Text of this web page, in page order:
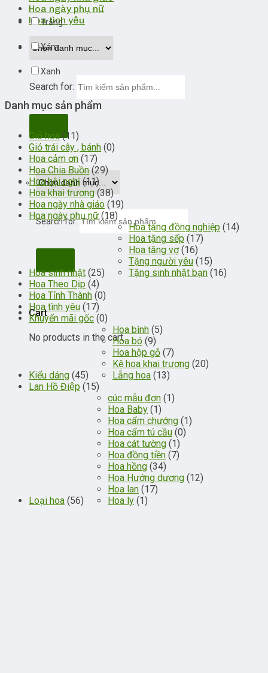
Hoa ngày phụ nữ
Hoa tình yêu
Search for:
Search for:
Cart
No products in the cart.
Trắng
Xám
Xanh
Danh mục sản phẩm
Giỏ hoa (11)
Giỏ trái cây , bánh (0)
Hoa cảm ơn (17)
Hoa Chia Buồn (29)
Hoa hội nghị (11)
Hoa khai trương (38)
Hoa ngày nhà giáo (19)
Hoa ngày phụ nữ (18)
Hoa sinh nhật (25)
Hoa tặng đồng nghiệp (14)
Hoa tặng sếp (17)
Hoa tặng vợ (16)
Tặng người yêu (15)
Tặng sinh nhật bạn (16)
Hoa Theo Dịp (4)
Hoa Tỉnh Thành (0)
Hoa tình yêu (17)
Khuyến mãi gốc (0)
Kiểu dáng (45)
Hoa bình (5)
Hoa bó (9)
Hoa hộp gỗ (7)
Kệ hoa khai trương (20)
Lẵng hoa (13)
Lan Hồ Điệp (15)
Loại hoa (56)
cúc mẫu đơn (1)
Hoa Baby (1)
Hoa cẩm chướng (1)
Hoa cẩm tú cầu (0)
Hoa cát tường (1)
Hoa đồng tiền (7)
Hoa hồng (34)
Hoa Hướng dương (12)
Hoa lan (17)
Hoa ly (1)